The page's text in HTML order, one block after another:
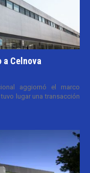
Celnova
aggiornó el marco
lugar una transacción